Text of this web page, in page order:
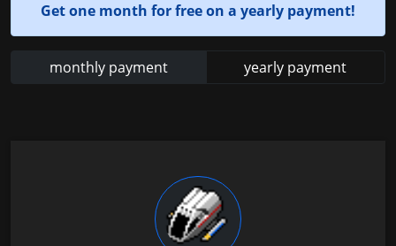
Get one month for free on a yearly payment!
monthly payment yearly payment